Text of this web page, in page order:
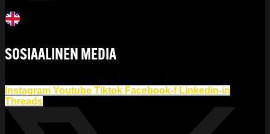
SOSIAALINEN MEDIA
Instagram Youtube Tiktok Facebook-f Linkedin-in
Threads